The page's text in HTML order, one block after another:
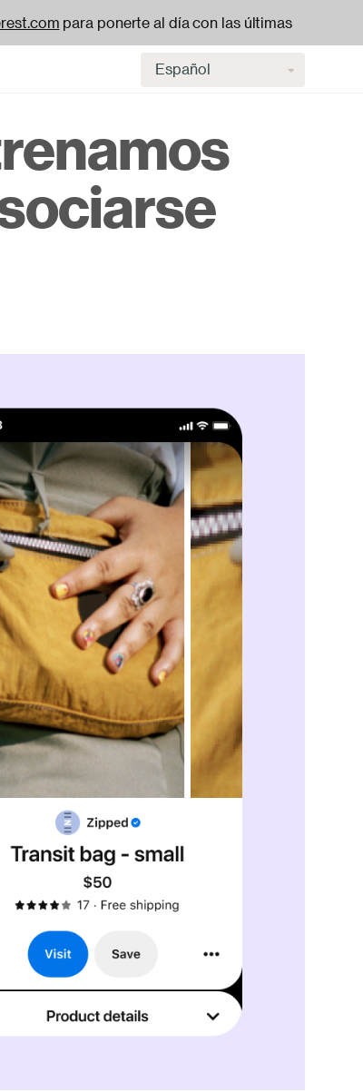
para ponerte al día con las últimas
Select